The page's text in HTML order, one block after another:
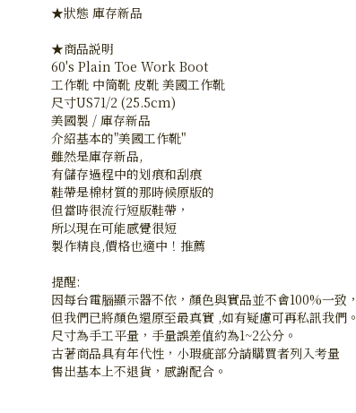
★狀態 庫存新品
★商品説明
60's Plain Toe Work Boot
工作靴 中筒靴 皮靴 美國工作靴
尺寸US71/2 (25.5cm)
美國製 / 庫存新品
介紹基本的"美國工作靴"
雖然是庫存新品,
有儲存過程中的划痕和刮痕
鞋帶是棉材質的那時候原版的
但當時很流行短版鞋帶，
所以現在可能感覺很短
製作精良,價格也適中！推薦
提醒:
因每台電腦顯示器不依，顏色與實品並不會100%一致，
但我們已將顏色還原至最真實 ,如有疑慮可再私訊我們。
尺寸為手工平量，手量誤差值約為1~2公分。
古著商品具有年代性，小瑕疵部分請購買者列入考量
售出基本上不退貨，感謝配合。